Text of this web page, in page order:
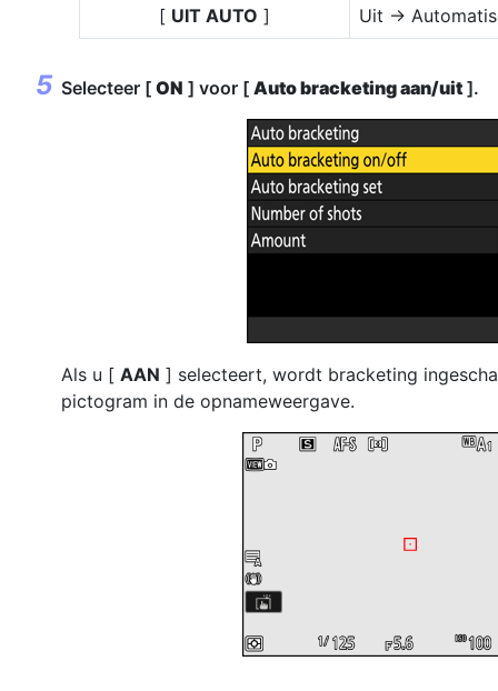
[ UIT AUTO ] Uit →
Selecteer [ ON ] voor [ Auto bracketing aan/uit ].
Als u [ AAN ] selecteert, wordt bracketing
pictogram in de opnameweergave.